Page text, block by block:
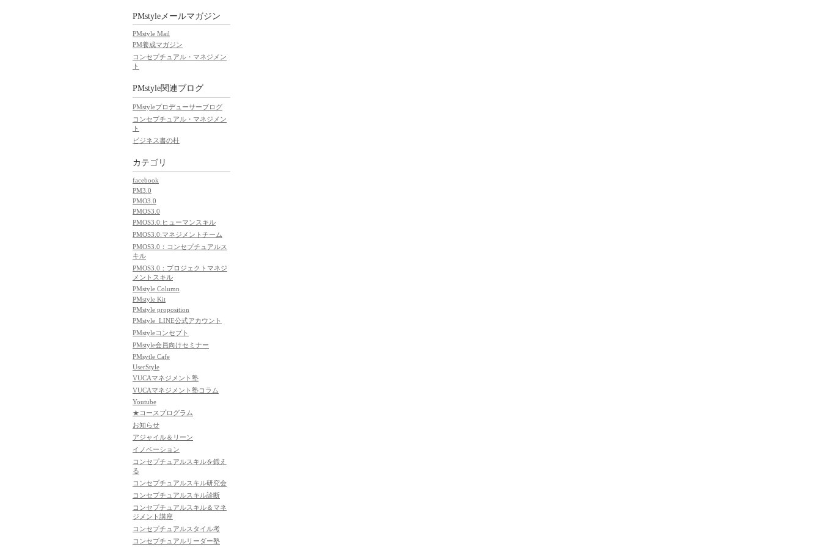
PMstyleメールマガジン
PMstyle Mail
PM養成マガジン
コンセプチュアル・マネジメン
ト
PMstyle関連ブログ
PMstyleプロデューサーブログ
コンセプチュアル・マネジメン
ト
ビジネス書の杜
カテゴリ
facebook
PM3.0
PMO3.0
PMOS3.0
PMOS3.0:ヒューマンスキル
PMOS3.0:マネジメントチーム
PMOS3.0：コンセプチュアルス
キル
PMOS3.0：プロジェクトマネジ
メントスキル
PMstyle Column
PMstyle Kit
PMstyle proposition
PMstyle_LINE公式アカウント
PMstyleコンセプト
PMstyle会員向けセミナー
PMsytle Cafe
UserStyle
VUCAマネジメント塾
VUCAマネジメント塾コラム
Youtube
★コースプログラム
お知らせ
アジャイル＆リーン
イノベーション
コンセプチュアルスキルを鍛え
る
コンセプチュアルスキル研究会
コンセプチュアルスキル診断
コンセプチュアルスキル＆マネ
ジメント講座
コンセプチュアルスタイル考
コンセプチュアルリーダー塾